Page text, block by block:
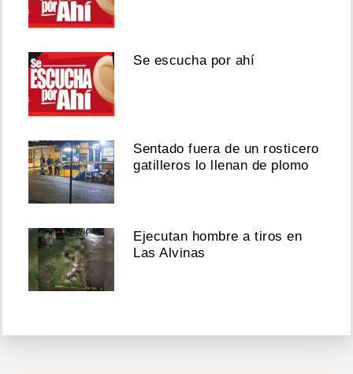
Se escucha por ahí
Sentado fuera de un rosticero
gatilleros lo llenan de plomo
Ejecutan hombre a tiros en
Las Alvinas